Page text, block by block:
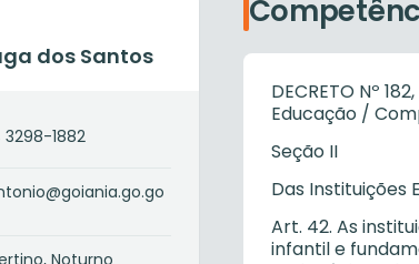
dos Santos
1882
Noturno
DECRETO Nº
Educação /
Seção II
Das Instituições
Art. 42. As
infantil e